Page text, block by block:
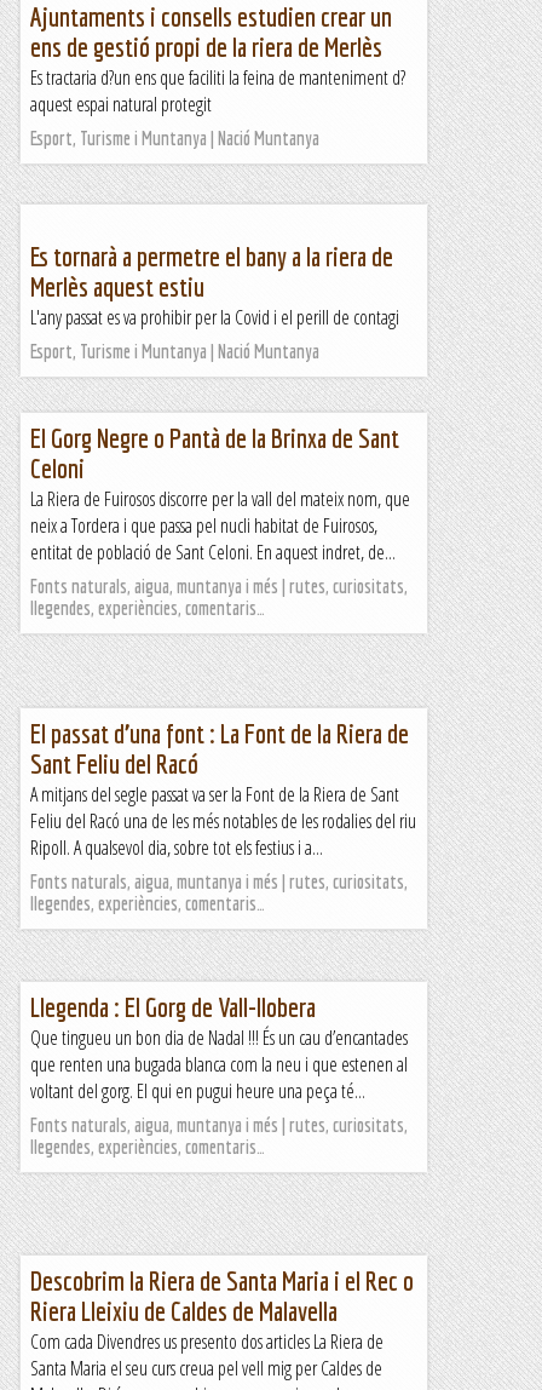
Ajuntaments i consells estudien crear un
ens de gestió propi de la riera de Merlès
Es tractaria d?un ens que faciliti la feina de manteniment d?
aquest espai natural protegit
Esport, Turisme i Muntanya | Nació Muntanya
Es tornarà a permetre el bany a la riera de
Merlès aquest estiu
L'any passat es va prohibir per la Covid i el perill de contagi
Esport, Turisme i Muntanya | Nació Muntanya
El Gorg Negre o Pantà de la Brinxa de Sant
Celoni
La Riera de Fuirosos discorre per la vall del mateix nom, que
neix a Tordera i que passa pel nucli habitat de Fuirosos,
entitat de població de Sant Celoni. En aquest indret, de...
Fonts naturals, aigua, muntanya i més | rutes, curiositats,
llegendes, experiències, comentaris…
El passat d’una font : La Font de la Riera de
Sant Feliu del Racó
A mitjans del segle passat va ser la Font de la Riera de Sant
Feliu del Racó una de les més notables de les rodalies del riu
Ripoll. A qualsevol dia, sobre tot els festius i a...
Fonts naturals, aigua, muntanya i més | rutes, curiositats,
llegendes, experiències, comentaris…
Llegenda : El Gorg de Vall-Ilobera
Que tingueu un bon dia de Nadal !!! És un cau d’encantades
que renten una bugada blanca com la neu i que estenen al
voltant del gorg. El qui en pugui heure una peça té...
Fonts naturals, aigua, muntanya i més | rutes, curiositats,
llegendes, experiències, comentaris…
Descobrim la Riera de Santa Maria i el Rec o
Riera Lleixiu de Caldes de Malavella
Com cada Divendres us presento dos articles La Riera de
Santa Maria el seu curs creua pel vell mig per Caldes de